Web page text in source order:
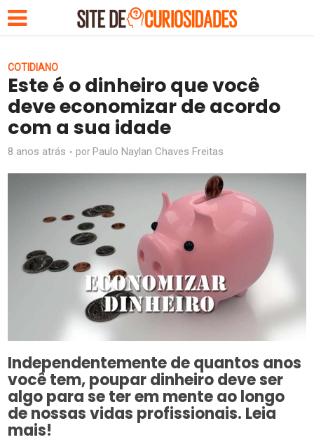
COTIDIANO
Este é o dinheiro que você
deve economizar de acordo
com a sua idade
8 anos atrás por Paulo Naylan Chaves Freitas
Independentemente de quantos anos
você tem, poupar dinheiro deve ser
algo para se ter em mente ao longo
de nossas vidas profissionais. Leia
mais!